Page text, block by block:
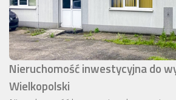
Nieruchomość inwestycyjna do
Wielkopolski